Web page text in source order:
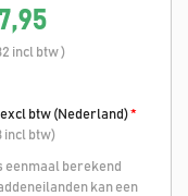
incl btw )
btw (Nederland)*
incl btw)
eenmaal berekend
kan een